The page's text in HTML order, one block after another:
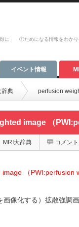
顔に」 ①ためになる情報をわか
イベント情報
辞典 perfusion
image （
MRI大辞典 コメント
（PWI:perfusion
画像化する）拡散強調